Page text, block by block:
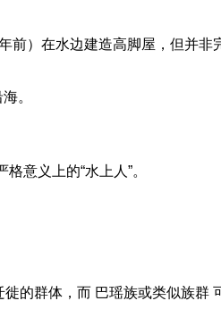
前）在水边建造高脚屋，但并非
。
意义上的“水上人”。
的群体，而 巴瑶族或类似族群